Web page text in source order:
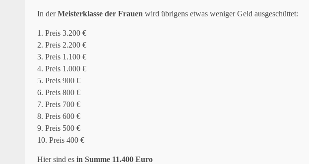
In derMeisterklasse der Frauen wird übrigens etwas weniger Geld ausgeschüttet:
1. Preis 3.200 €
2. Preis 2.200 €
3. Preis 1.100 €
4. Preis 1.000 €
5. Preis 900 €
6. Preis 800 €
7. Preis 700 €
8. Preis 600 €
9. Preis 500 €
10. Preis 400 €
Hier sind es in Summe 11.400 Euro